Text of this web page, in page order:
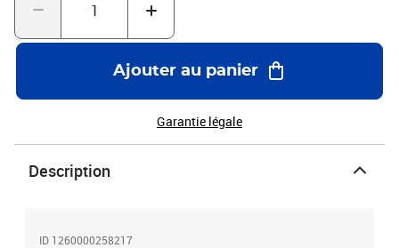
Ajouter au panier
Garantie légale
Description
ID 1260000258217